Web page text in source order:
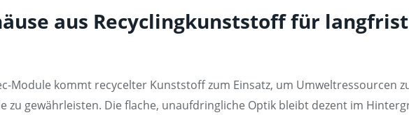
aus Recyclingkunststoff für
Module kommt recycelter Kunststoff zum Einsatz, um Umweltressourcen
zu gewährleisten. Die flache, unaufdringliche Optik bleibt dezent im